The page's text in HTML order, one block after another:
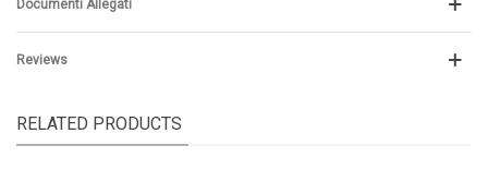
Documenti Allegati
Reviews
RELATED PRODUCTS